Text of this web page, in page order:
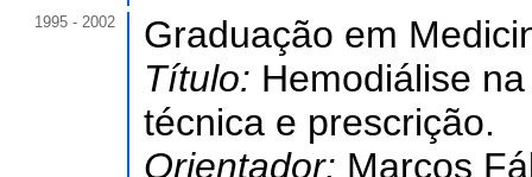
1995 - 2002
Graduação em
Título: Hemodiálise
técnica e prescrição.
Orientador: Marcos